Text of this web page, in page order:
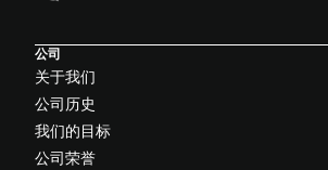
公司
关于我们
公司历史
我们的目标
公司荣誉